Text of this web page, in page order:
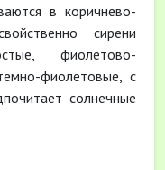
в коричнево-
сирени
фиолетово-
фиолетовые, с
солнечные